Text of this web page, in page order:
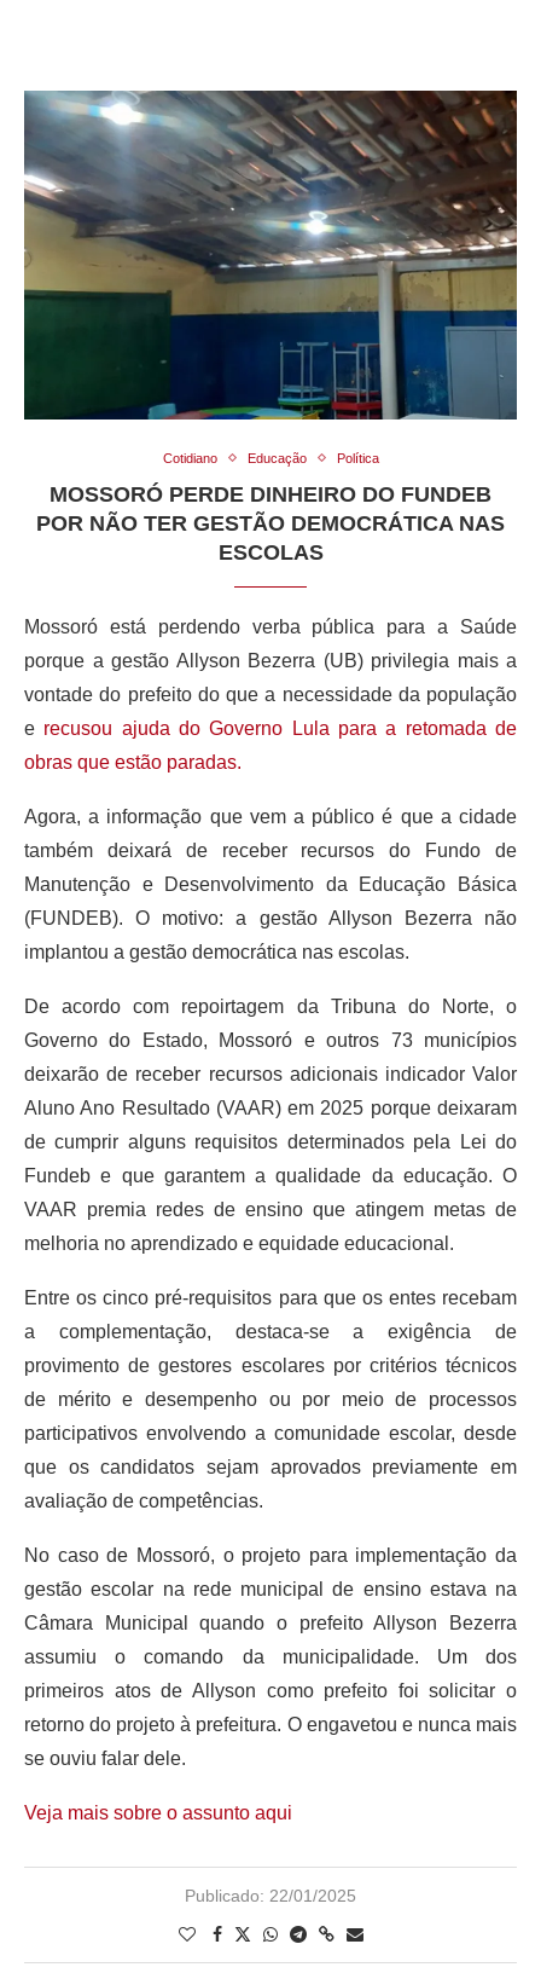
Cotidiano Educação Política
MOSSORÓ PERDE DINHEIRO DO FUNDEB
POR NÃO TER GESTÃO DEMOCRÁTICA NAS
ESCOLAS
Mossoró está perdendo verba pública para a Saúde
porque a gestão Allyson Bezerra (UB) privilegia mais a
vontade do prefeito do que a necessidade da população
e recusou ajuda do Governo Lula para a retomada de
obras que estão paradas.
Agora, a informação que vem a público é que a cidade
também deixará de receber recursos do Fundo de
Manutenção e Desenvolvimento da Educação Básica
(FUNDEB). O motivo: a gestão Allyson Bezerra não
implantou a gestão democrática nas escolas.
De acordo com repoirtagem da Tribuna do Norte, o
Governo do Estado, Mossoró e outros 73 municípios
deixarão de receber recursos adicionais indicador Valor
Aluno Ano Resultado (VAAR) em 2025 porque deixaram
de cumprir alguns requisitos determinados pela Lei do
Fundeb e que garantem a qualidade da educação. O
VAAR premia redes de ensino que atingem metas de
melhoria no aprendizado e equidade educacional.
Entre os cinco pré-requisitos para que os entes recebam
a complementação, destaca-se a exigência de
provimento de gestores escolares por critérios técnicos
de mérito e desempenho ou por meio de processos
participativos envolvendo a comunidade escolar, desde
que os candidatos sejam aprovados previamente em
avaliação de competências.
No caso de Mossoró, o projeto para implementação da
gestão escolar na rede municipal de ensino estava na
Câmara Municipal quando o prefeito Allyson Bezerra
assumiu o comando da municipalidade. Um dos
primeiros atos de Allyson como prefeito foi solicitar o
retorno do projeto à prefeitura. O engavetou e nunca mais
se ouviu falar dele.
Veja mais sobre o assunto aqui
Publicado: 22/01/2025